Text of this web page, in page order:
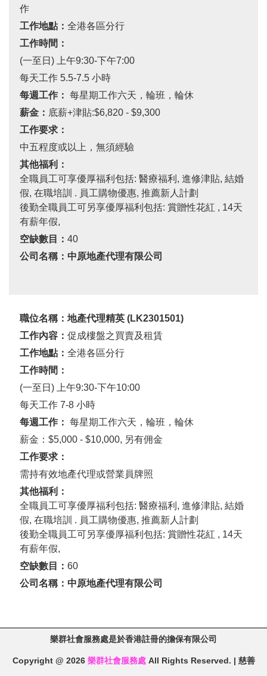
作
工作地點： 全港各區分行
工作時間：
(一至日) 上午9:30-下午7:00
每天工作 5.5-7.5 小時
每週工作： 每星期工作六天，輪班，輪休
薪金： 底薪+津貼:$6,820 - $9,300
工作要求：
中五程度或以上，無須經驗
其他福利：
全職員工可享優厚福利包括: 醫療福利, 進修津貼, 結婚
假, 在職培訓 . 員工購物優惠, 推薦新人計劃
後勤全職員工可另享優厚福利包括: 賞贈性花紅 , 14天
有薪年假,
空缺數目： 40
公司名稱：中原地產代理有限公司
職位名稱：地產代理精英 (LK2301501)
工作內容： 促成樓盤之買賣及租賃
工作地點： 全港各區分行
工作時間：
(一至日) 上午9:30-下午10:00
每天工作 7-8 小時
每週工作： 每星期工作六天，輪班，輪休
薪金：$5,000 - $10,000, 另有佣金
工作要求：
需持有效地產代理或營業員牌照
其他福利：
全職員工可享優厚福利包括: 醫療福利, 進修津貼, 結婚
假, 在職培訓 . 員工購物優惠, 推薦新人計劃
後勤全職員工可另享優厚福利包括: 賞贈性花紅 , 14天
有薪年假,
空缺數目： 60
公司名稱：中原地產代理有限公司
樂群社會服務處是於香港註冊的擔保有限公司
Copyright @ 2026 樂群社會服務處All Rights Reserved. | 慈善